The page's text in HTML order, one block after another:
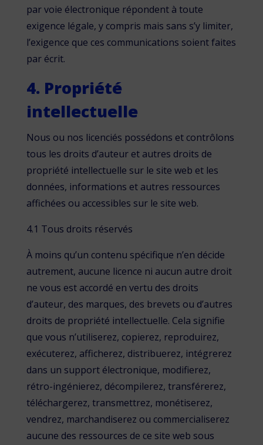
par voie électronique répondent à toute
exigence légale, y compris mais sans s’y limiter,
l’exigence que ces communications soient faites
par écrit.
4. Propriété
intellectuelle
Nous ou nos licenciés possédons et contrôlons
tous les droits d’auteur et autres droits de
propriété intellectuelle sur le site web et les
données, informations et autres ressources
affichées ou accessibles sur le site web.
4.1 Tous droits réservés
À moins qu’un contenu spécifique n’en décide
autrement, aucune licence ni aucun autre droit
ne vous est accordé en vertu des droits
d’auteur, des marques, des brevets ou d’autres
droits de propriété intellectuelle. Cela signifie
que vous n’utiliserez, copierez, reproduirez,
exécuterez, afficherez, distribuerez, intégrerez
dans un support électronique, modifierez,
rétro-ingénierez, décompilerez, transférerez,
téléchargerez, transmettrez, monétiserez,
vendrez, marchandiserez ou commercialiserez
aucune des ressources de ce site web sous